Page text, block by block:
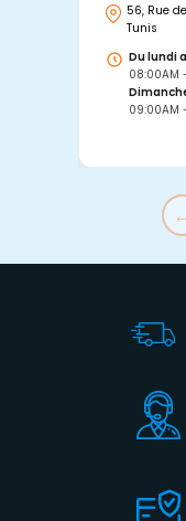
56, Rue
Tunis
Du lundi
08:00AM
09:00AM